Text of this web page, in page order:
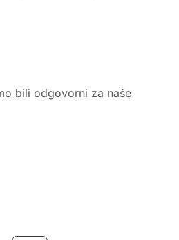
bili odgovorni za naše